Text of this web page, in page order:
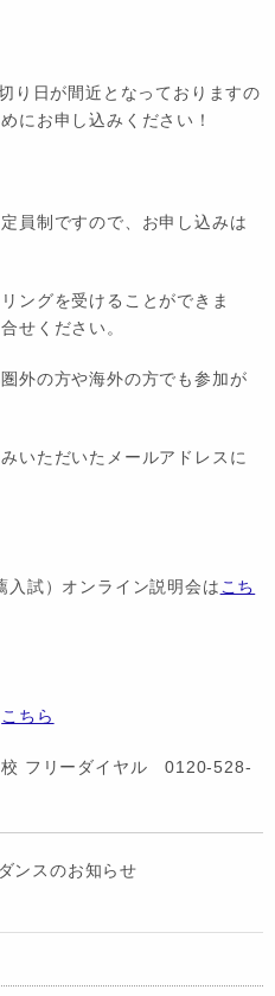
り日が間近となっておりますの
にお申し込みください！
員制ですので、お申し込みは
ングを受けることができま
せください。
外の方や海外の方でも参加が
いただいたメールアドレスに
入試）オンライン説明会は こち
こちら
校 フリーダイヤル 0120-528-
ンスのお知らせ